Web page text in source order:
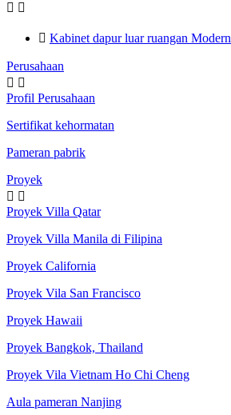
 
 Kabinet dapur luar ruangan Modern
Perusahaan
 
Profil Perusahaan
Sertifikat kehormatan
Pameran pabrik
Proyek
 
Proyek Villa Qatar
Proyek Villa Manila di Filipina
Proyek California
Proyek Vila San Francisco
Proyek Hawaii
Proyek Bangkok, Thailand
Proyek Vila Vietnam Ho Chi Cheng
Aula pameran Nanjing